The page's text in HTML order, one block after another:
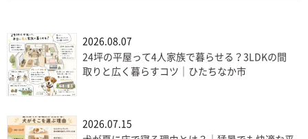
2026.08.07
24坪の平屋って4人家族で暮らせる？3LDKの間
取りと広く暮らすコツ｜ひたちなか市
2026.07.15